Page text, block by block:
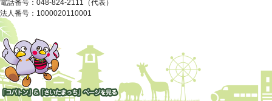
電話番号：048-824-2111（代表）
法人番号：1000020110001
「コバトン」&「さいたまっ